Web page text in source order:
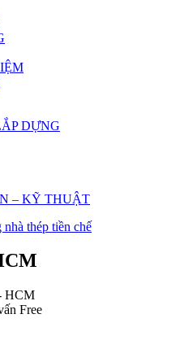
DỰNG
– KỸ THUẬT
HCM
Free